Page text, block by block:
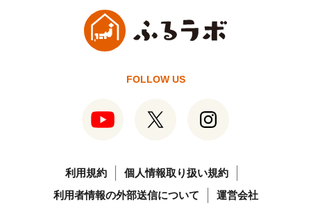
FOLLOW US
利用規約
個人情報取り扱い規約
利用者情報の外部送信について
運営会社